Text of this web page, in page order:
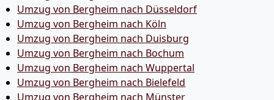
Umzug von Bergheim nach Düsseldorf
Umzug von Bergheim nach Köln
Umzug von Bergheim nach Duisburg
Umzug von Bergheim nach Bochum
Umzug von Bergheim nach Wuppertal
Umzug von Bergheim nach Bielefeld
Umzug von Bergheim nach Münster